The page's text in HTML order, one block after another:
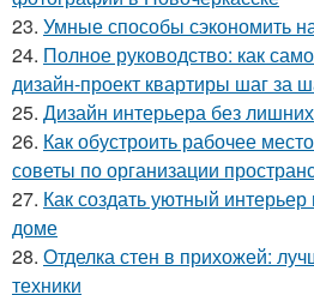
23. Умные способы сэкономить
24. Полное руководство: как
дизайн-проект квартиры шаг за
25. Дизайн интерьера без лишних
26. Как обустроить рабочее
советы по организации
27. Как создать уютный
доме
28. Отделка стен в прихожей:
техники